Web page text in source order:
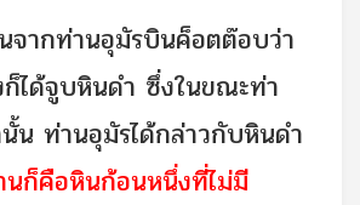
จากท่านอุมัรบินค็อตต๊อบว่า
ก็ได้จูบหินดำ ซึ่งในขณะท่า
น ท่านอุมัรได้กล่าวกับหินดำ
นก็คือหินก้อนหนึ่งที่ไม่มี